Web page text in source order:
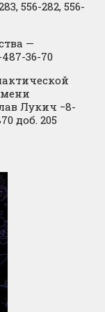
556-282, 556-
—
36-70
Лукич −8-
доб. 205